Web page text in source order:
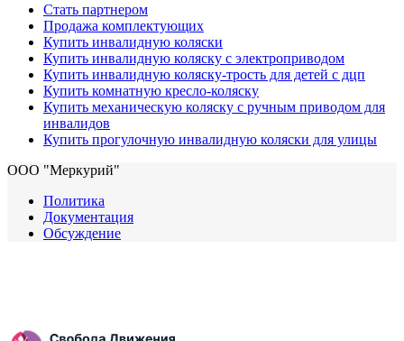
Стать партнером
Продажа комплектующих
Купить инвалидную коляски
Купить инвалидную коляску с электроприводом
Купить инвалидную коляску-трость для детей с дцп
Купить комнатную кресло-коляску
Купить механическую коляску с ручным приводом для
инвалидов
Купить прогулочную инвалидную коляски для улицы
ООО "Меркурий"
Политика
Документация
Обсуждение